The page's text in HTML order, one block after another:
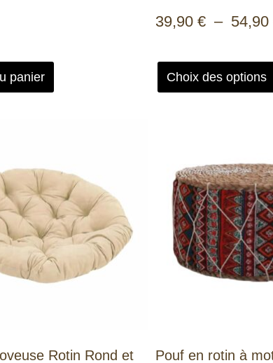
panier
39,90€ – 54,90
Choix des options
Rotin Rond et
Pouf en rotin à